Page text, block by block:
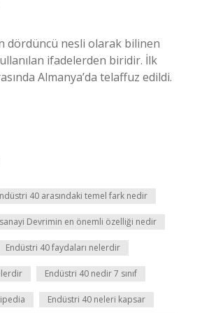
dördüncü nesli olarak bilinen
ifadelerden biridir. İlk
Almanya’da telaffuz edildi.
40 arasındaki temel fark nedir
Devrimin en önemli özelliği nedir
Endüstri 40 faydaları nelerdir
Endüstri 40 nedir 7 sınıf
Endüstri 40 neleri kapsar